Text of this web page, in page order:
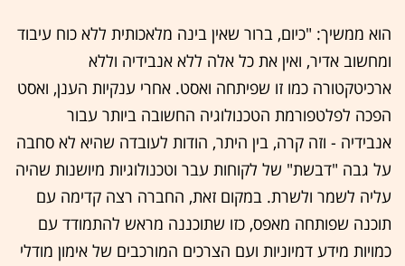
הוא ממשיך: "כיום, ברור שאין בינה מלאכותית ללא כוח עיבוד
ומחשוב אדיר, ואין את כל אלה ללא אנבידיה וללא
ארכיטקטורה כמו זו שפיתחה ואסט. אחרי ענקיות הענן, ואסט
הפכה לפלטפורמת הטכנולוגיה החשובה ביותר עבור
אנבידיה - וזה קרה, בין היתר, הודות לעובדה שהיא לא סחבה
על גבה "דבשת" של לקוחות עבר וטכנולוגיות מיושנות שהיה
עליה לשמר ולשרת. במקום זאת, החברה רצה קדימה עם
תוכנה שפותחה מאפס, כזו שתוכננה מראש להתמודד עם
כמויות מידע דמיוניות ועם הצרכים המורכבים של אימון מודלי